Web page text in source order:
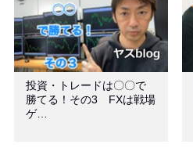
投資・トレードは〇〇で
勝てる！その3 FXは戦場
ゲ…